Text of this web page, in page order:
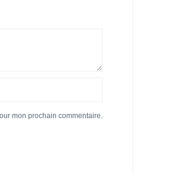
mon prochain commentaire.